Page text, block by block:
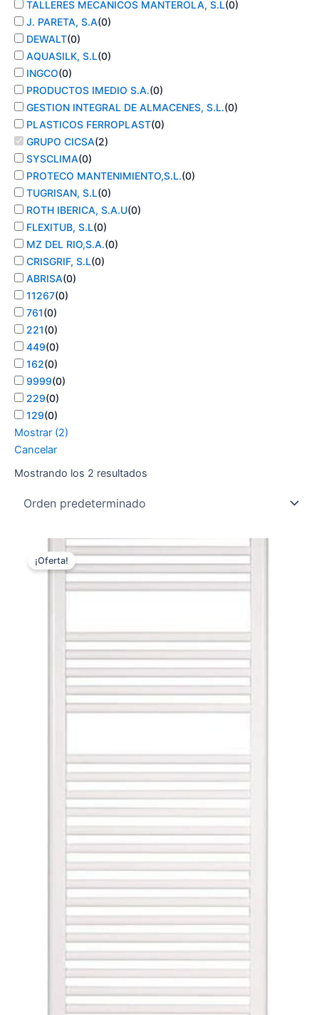
TALLERES MECANICOS MANTEROLA, S.L(0)
J. PARETA, S.A(0)
DEWALT(0)
AQUASILK, S.L(0)
INGCO(0)
PRODUCTOS IMEDIO S.A.(0)
GESTION INTEGRAL DE ALMACENES, S.L.(0)
PLASTICOS FERROPLAST(0)
GRUPO CICSA(2)
SYSCLIMA(0)
PROTECO MANTENIMIENTO,S.L.(0)
TUGRISAN, S.L(0)
ROTH IBERICA, S.A.U(0)
FLEXITUB, S.L(0)
MZ DEL RIO,S.A.(0)
CRISGRIF, S.L(0)
ABRISA(0)
11267(0)
761(0)
221(0)
449(0)
162(0)
9999(0)
229(0)
129(0)
Mostrar (2)
Cancelar
Mostrando los 2 resultados
¡Oferta!